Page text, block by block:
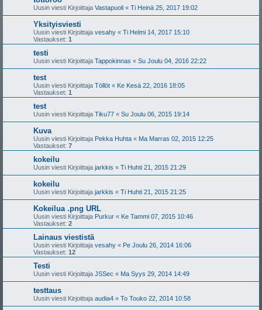
Uusin viesti Kirjoittaja Vastapuoli « Ti Heinä 25, 2017 19:02
Yksityisviesti
Uusin viesti Kirjoittaja vesahy « Ti Helmi 14, 2017 15:10
Vastaukset: 1
testi
Uusin viesti Kirjoittaja Tappokinnas « Su Joulu 04, 2016 22:22
test
Uusin viesti Kirjoittaja Töllöt « Ke Kesä 22, 2016 18:05
Vastaukset: 1
test
Uusin viesti Kirjoittaja Tiku77 « Su Joulu 06, 2015 19:14
Kuva
Uusin viesti Kirjoittaja Pekka Huhta « Ma Marras 02, 2015 12:25
Vastaukset: 7
kokeilu
Uusin viesti Kirjoittaja jarkkis « Ti Huhti 21, 2015 21:29
kokeilu
Uusin viesti Kirjoittaja jarkkis « Ti Huhti 21, 2015 21:25
Kokeilua .png URL
Uusin viesti Kirjoittaja Purkur « Ke Tammi 07, 2015 10:46
Vastaukset: 2
Lainaus viestistä
Uusin viesti Kirjoittaja vesahy « Pe Joulu 26, 2014 16:06
Vastaukset: 12
Testi
Uusin viesti Kirjoittaja JSSec « Ma Syys 29, 2014 14:49
testtaus
Uusin viesti Kirjoittaja audia4 « To Touko 22, 2014 10:58